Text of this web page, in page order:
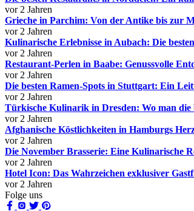
vor 2 Jahren
Grieche in Parchim: Von der Antike bis zur
vor 2 Jahren
Kulinarische Erlebnisse in Aubach: Die
vor 2 Jahren
Restaurant-Perlen in Baabe: Genussvolle
vor 2 Jahren
Die besten Ramen-Spots in Stuttgart: Ein
vor 2 Jahren
Türkische Kulinarik in Dresden: Wo man die
vor 2 Jahren
Afghanische Köstlichkeiten in Hamburgs
vor 2 Jahren
Die November Brasserie: Eine Kulinarische
vor 2 Jahren
Hotel Icon: Das Wahrzeichen exklusiver
vor 2 Jahren
Folge uns